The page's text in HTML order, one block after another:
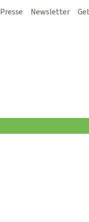
Presse Newsletter